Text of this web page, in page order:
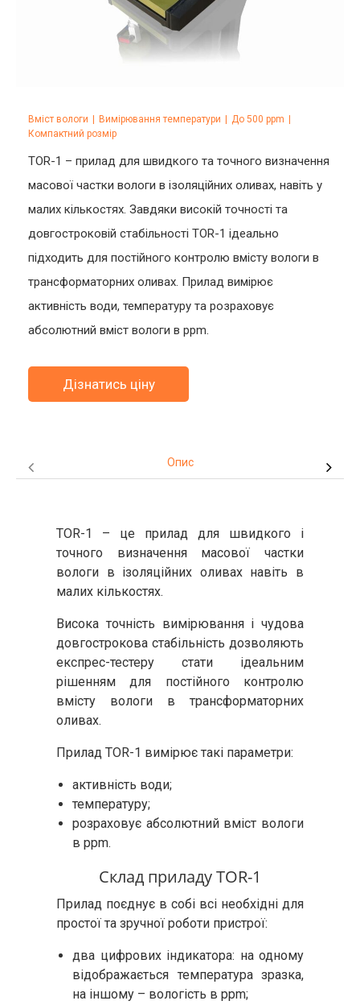
Вміст вологи Вимірювання температури До 500 ppm
Компактний розмір
TOR-1 – прилад для швидкого та точного визначення
масової частки вологи в ізоляційних оливах, навіть у
малих кількостях. Завдяки високій точності та
довгостроковій стабільності TOR-1 ідеально
підходить для постійного контролю вмісту вологи в
трансформаторних оливах. Прилад вимірює
активність води, температуру та розраховує
абсолютний вміст вологи в ppm.
Дізнатись ціну
Опис
TOR-1 – це прилад для швидкого і
точного визначення масової частки
вологи в ізоляційних оливах навіть в
малих кількостях.
Висока точність вимірювання і чудова
довгострокова стабільність дозволяють
експрес-тестеру стати ідеальним
рішенням для постійного контролю
вмісту вологи в трансформаторних
оливах.
Прилад TOR-1 вимірює такі параметри:
активність води;
температуру;
розраховує абсолютний вміст вологи
в ppm.
Склад приладу TOR-1
Прилад поєднує в собі всі необхідні для
простої та зручної роботи пристрої:
два цифрових індикатора: на одному
відображається температура зразка,
на іншому – вологість в ppm;